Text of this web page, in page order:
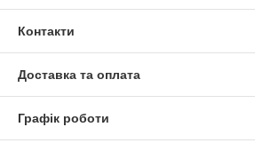
Контакти
Доставка та оплата
Графік роботи